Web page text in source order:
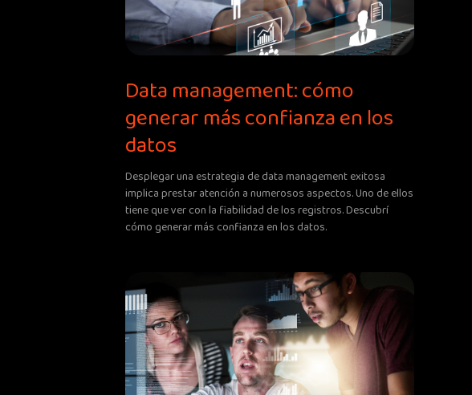
Data management: cómo
generar más confianza en los
datos
Desplegar una estrategia de data management exitosa
implica prestar atención a numerosos aspectos. Uno de ellos
tiene que ver con la fiabilidad de los registros. Descubrí
cómo generar más confianza en los datos.